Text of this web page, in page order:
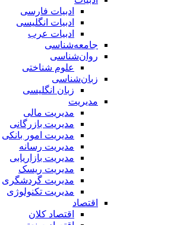
ادبیات فارسی
ادبیات انگلیسی
ادبیات عرب
جامعه‌شناسی
روان‌شناسی
علوم شناختی
زبان‌شناسی
زبان انگلیسی
مدیریت
مدیریت مالی
مدیریت بازرگانی
مدیریت امور بانکی
مدیریت رسانه
مدیریت بازاریابی
مدیریت ریسک
مدیریت گردشگری
مدیریت تکنولوژی
اقتصاد
اقتصاد کلان